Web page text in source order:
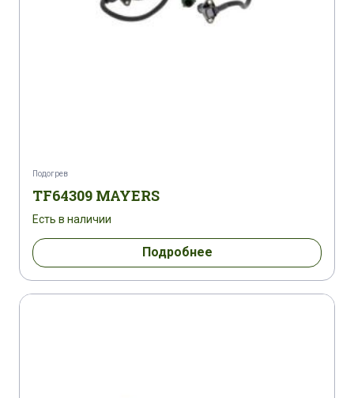
Подогрев
TF64309 MAYERS
Есть в наличии
Подробнее